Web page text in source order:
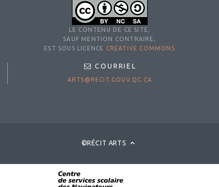
LE CONTENU DE CE SITE,
SAUF MENTION CONTRAIRE,
EST SOUS LICENCE
CREATIVE COMMONS
COURRIEL
ARTS@RECIT.GOUV.QC.CA
©RÉCIT ARTS